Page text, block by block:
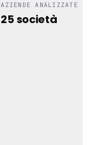
AZIENDE ANALIZZATE
25 società